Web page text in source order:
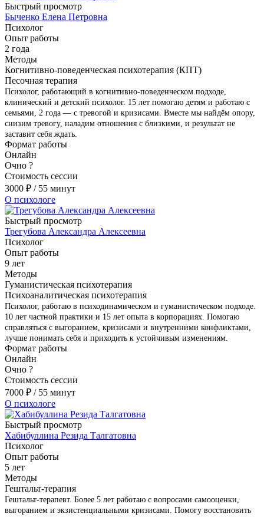
Быстрый просмотр
Быченко Елена Петровна
Психолог
Опыт работы
2 года
Методы
Когнитивно-поведенческая психотерапия (КПТ)
Песочная терапия
Психолог, работающий в когнитивно-поведенческом подходе,
клинический и детский психолог. 15 лет помогаю детям и работаю с
семьями, 2 года — с тревогой и кризисами. Вместе мы найдём опору,
снизим тревогу, наладим отношения с близкими, и результат не
заставит себя ждать.
Формат работы
Онлайн
Очно ?
Стоимость сессии
3000 ₽ / 55 минут
О психологе
Быстрый просмотр
Трегубова Александра Алексеевна
Психолог
Опыт работы
9 лет
Методы
Гуманистическая психотерапия
Психоаналитическая психотерапия
Психолог, работаю в психодинамическом и гуманистическом подходе.
10 лет частной практики и 15 лет опыта в корпорациях. Помогаю
справляться с выгоранием, кризисами и внутренними конфликтами,
лучше понимать себя и приходить к устойчивым изменениям.
Формат работы
Онлайн
Очно ?
Стоимость сессии
7000 ₽ / 55 минут
О психологе
Быстрый просмотр
Хабибуллина Резида Талгатовна
Психолог
Опыт работы
5 лет
Методы
Гештальт-терапия
Гештальт-терапевт. Более 5 лет работаю с вопросами самооценки,
выгоранием и экзистенциальными кризисами. Помогу восстановить